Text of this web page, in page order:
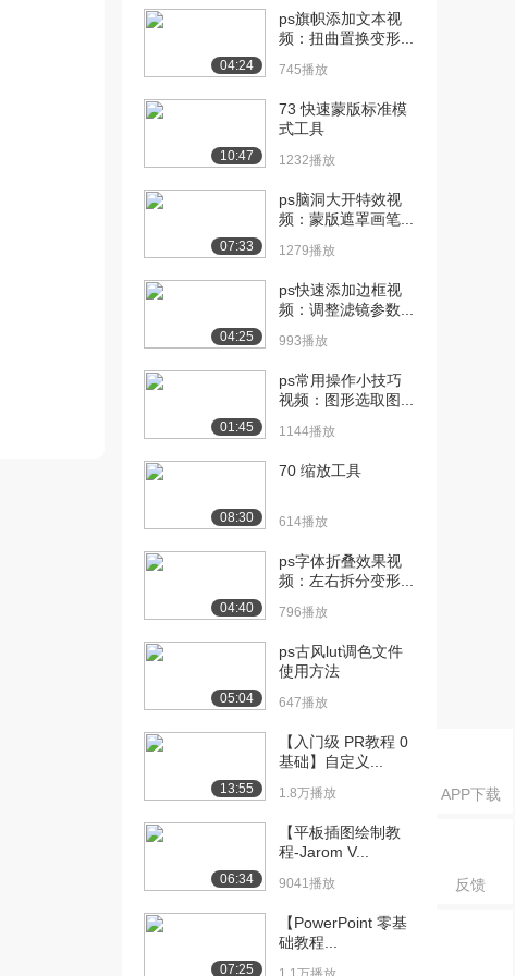
APP下载
反馈
[10] 008.元件的建立 内部
绘画 拉线...
1679播放
05:54
[11] 009.哈哈大笑的制作
时间节奏 ...
1696播放
[12] 010.三次元的哈哈大
1037播放
07:06
[13] 011.汪汪大笑加上眨
07:09
[14] 012.气喘吁吁 中间画
09:54
[15] 013.气喘吁吁的进化
[16] 013.气喘吁吁的进化
07:33
[17] 014.气定神闲的呼吸
07:28
[18] 014.气定神闲的呼吸
缓慢呼吸 ...
07:33
[19] 015.Wow表情的制作
水平翻转...
水平翻转...
04:24
ps旗帜添加文本视
频：扭曲置换变形...
745播放
10:47
73 快速蒙版标准模
式工具
1232播放
07:33
ps脑洞大开特效视
频：蒙版遮罩画笔...
1279播放
04:25
ps快速添加边框视
频：调整滤镜参数...
993播放
01:45
ps常用操作小技巧
视频：图形选取图...
1144播放
08:30
70 缩放工具
614播放
04:40
ps字体折叠效果视
频：左右拆分变形...
796播放
05:04
ps古风lut调色文件
使用方法
647播放
13:55
【入门级 PR教程 0
基础】自定义...
1.8万播放
06:34
【平板插图绘制教
程-Jarom V...
9041播放
07:25
【PowerPoint 零基
础教程...